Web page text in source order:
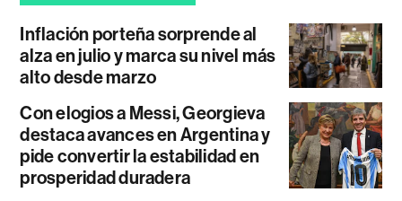
Inflación porteña sorprende al
alza en julio y marca su nivel más
alto desde marzo
Con elogios a Messi, Georgieva
destaca avances en Argentina y
pide convertir la estabilidad en
prosperidad duradera